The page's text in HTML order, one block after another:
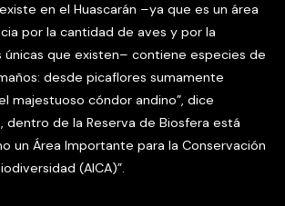
en el Huascarán –ya que es un área
por la cantidad de aves y por la
únicas que existen– contiene especies de
desde picaflores sumamente
majestuoso cóndor andino”, dice
dentro de la Reserva de Biosfera está
un Área Importante para la Conservación
(AICA)”.